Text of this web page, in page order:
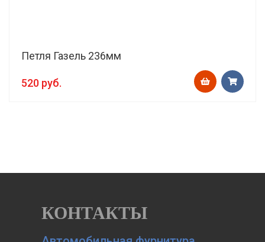
Петля Газель 236мм
520 руб.
КОНТАКТЫ